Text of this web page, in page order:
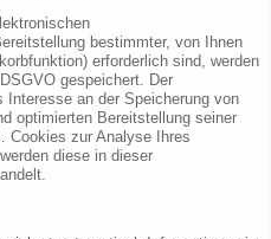
bestimmter, von Ihnen
erforderlich sind, werden
gespeichert. Der
Interesse an der Speicherung von
optimierten Bereitstellung seiner
Cookies zur Analyse Ihres
diese in dieser